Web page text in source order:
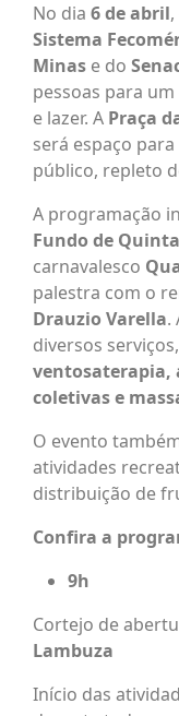
No dia 6 de abril
Sistema
Minas e do
pessoas para
e lazer. A Praça
será espaço
público, repleto
A programação
Fundo de
carnavalesco
palestra com o
Drauzio Varella.
diversos
ventosaterapia,
coletivas e
O evento
atividades
distribuição de
Confira a
9h
Cortejo de
Lambuza
Início das